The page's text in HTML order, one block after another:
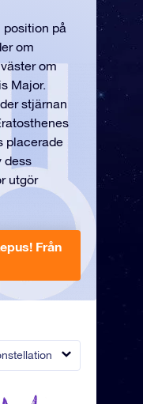
position på
om
om
Major.
stjärnan
placerade
dess
utgör
Från